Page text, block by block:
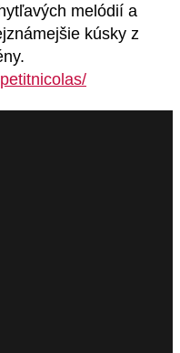
melódií a
kúsky z